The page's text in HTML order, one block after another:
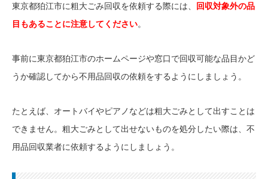
東京都狛江市に粗大ごみ回収を依頼する際には、
回収対象外の品
目もあることに注意してください。
事前に東京都狛江市のホームページや窓口で回収可能な品目かど
うか確認してから不用品回収の依頼をするようにしましょう。
たとえば、オートバイやピアノなどは粗大ごみとして出すことは
できません。粗大ごみとして出せないものを処分したい際は、不
用品回収業者に依頼するようにしましょう。